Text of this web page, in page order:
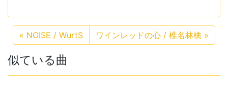
« NOISE / WurtS ワインレッドの心 / 椎名林檎 »
似ている曲